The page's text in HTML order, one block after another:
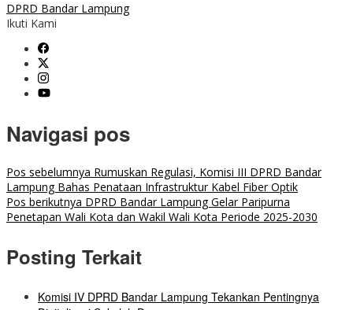
DPRD Bandar Lampung
Ikuti Kami
Navigasi pos
Pos sebelumnya Rumuskan Regulasi, Komisi III DPRD Bandar
Lampung Bahas Penataan Infrastruktur Kabel Fiber Optik
Pos berikutnya DPRD Bandar Lampung Gelar Paripurna
Penetapan Wali Kota dan Wakil Wali Kota Periode 2025-2030
Posting Terkait
Komisi IV DPRD Bandar Lampung Tekankan Pentingnya